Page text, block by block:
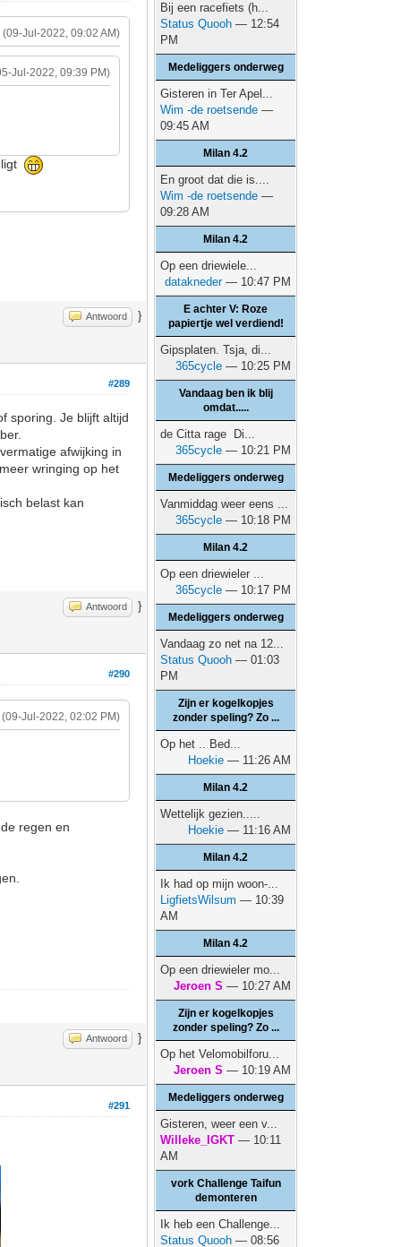
(09-Jul-2022, 09:02 AM)
Jul-2022, 09:39 PM)
ligt
Antwoord }
#289
sporing. Je blijft altijd
afwijking in
wringing op het
belast kan
Antwoord }
#290
(09-Jul-2022, 02:02 PM)
regen en
Antwoord }
#291
Bij een racefiets (h...
Status Quooh — 12:54
PM
Medeliggers onderweg
Gisteren in Ter Apel...
Wim -de roetsende —
09:45 AM
Milan 4.2
En groot dat die is....
Wim -de roetsende —
09:28 AM
Milan 4.2
Op een driewiele...
datakneder— 10:47 PM
E achter V: Roze
papiertje wel verdiend!
Gipsplaten. Tsja, di...
365cycle — 10:25 PM
Vandaag ben ik blij
omdat.....
de Citta rage Di...
365cycle — 10:21 PM
Medeliggers onderweg
Vanmiddag weer eens ...
365cycle — 10:18 PM
Milan 4.2
Op een driewieler ...
365cycle — 10:17 PM
Medeliggers onderweg
Vandaag zo net na 12...
Status Quooh — 01:03
PM
Zijn er kogelkopjes
zonder speling? Zo ...
Op het .. Bed...
Hoekie — 11:26 AM
Milan 4.2
Wettelijk gezien.....
Hoekie — 11:16 AM
Milan 4.2
Ik had op mijn woon-...
LigfietsWilsum — 10:39
AM
Milan 4.2
Op een driewieler mo...
Jeroen S — 10:27 AM
Zijn er kogelkopjes
zonder speling? Zo ...
Op het Velomobilforu...
Jeroen S — 10:19 AM
Medeliggers onderweg
Gisteren, weer een v...
Willeke_IGKT — 10:11
AM
vork Challenge Taifun
demonteren
Ik heb een Challenge...
Status Quooh — 08:56